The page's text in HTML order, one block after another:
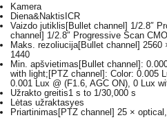
Kamera
Diena&NaktisICR
Vaizdo jutiklis[Bullet channel] 1/2.8″
channel] 1/2.8″ Progressive Scan
Maks. rezoliucija[Bullet channel] 2560
1440
Min. apšvietimas[Bullet channel]:
with light;[PTZ channel]: Color: 0.005
0.001 Lux @ (F1.6, AGC ON), 0 Lux
Užrakto greitis1 s to 1/30,000 s
Lėtas užraktasyes
Priartinimas[PTZ channel] 25 ×